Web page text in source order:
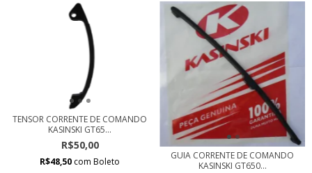
TENSOR CORRENTE DE COMANDO
KASINSKI GT65...
R$50,00
R$48,50 com Boleto
GUIA CORRENTE DE COMANDO
KASINSKI GT650...